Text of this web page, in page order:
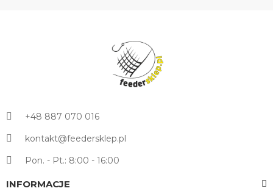
+48 887 070 016
kontakt@feedersklep.pl
Pon. - Pt.: 8:00 - 16:00
INFORMACJE